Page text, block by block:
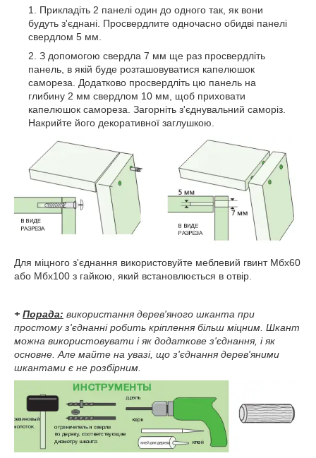
Прикладіть 2 панелі один до одного так, як вони
будуть з'єднані. Просвердлите одночасно обидві панелі
свердлом 5 мм.
З допомогою свердла 7 мм ще раз просвердліть
панель, в якій буде розташовуватися капелюшок
самореза. Додатково просвердліть цю панель на
глибину 2 мм свердлом 10 мм, щоб приховати
капелюшок самореза. Загорніть з'єднувальний саморіз.
Накрийте його декоративної заглушкою.
Для міцного з'єднання використовуйте меблевий гвинт Мбх60
або Мбх100 з гайкою, який встановлюється в отвір.
+ Порада: використання дерев'яного шканта при
простому з'єднанні робить кріплення більш міцним. Шкант
можна використовувати і як додаткове з'єднання, і як
основне. Але майте на увазі, що з'єднання дерев'яними
шкантами є не розбірним.